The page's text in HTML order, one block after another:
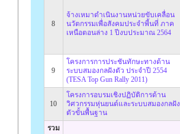
8
จ้างเหมาดำเนินงานหน่วยขับเคลื่อน
นวัตกรรมเพื่อสังคมประจำพี้นที่ ภาค
เหนือตอนล่าง 1 ปีงบประมาณ 2564
9
โครงการการประชันทักษะทางด้าน
ระบบสมองกลฝังตัว ประจำปี 2554
(TESA Top Gun Rally 2011)
10
โครงการอบรมเชิงปฏิบัติการด้าน
วิศวกรรมหุ่นยนต์และระบบสมองกลฝัง
ตัวขั้นพื้นฐาน
รวม